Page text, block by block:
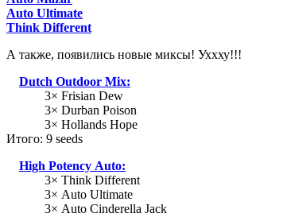
Auto Ultimate
Think Different
А также, появились новые миксы! Уххху!!!
Dutch Outdoor Mix:
3× Frisian Dew
3× Durban Poison
3× Hollands Hope
Итого: 9 seeds
High Potency Auto:
3× Think Different
3× Auto Ultimate
3× Auto Cinderella Jack